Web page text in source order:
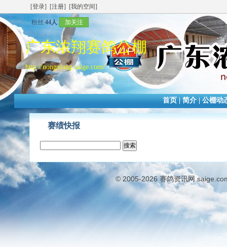
[登录] [注册] [我的空间]
粉丝 44人 加关注
广东浓翔赛鸽公棚
http://nongxiang.saige.com/
首页|简介|公棚动
赛绩快报
© 2005-2026赛鸽资讯网